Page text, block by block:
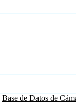
Base de Datos de